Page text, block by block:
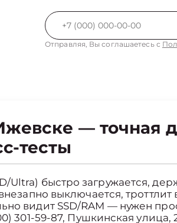
Отправляя, Вы соглашаетесь с
— точная
тесты
Ultra) быстро загружается,
выключается, троттлит
видит SSD/RAM — нужен
301-59-87, Пушкинская